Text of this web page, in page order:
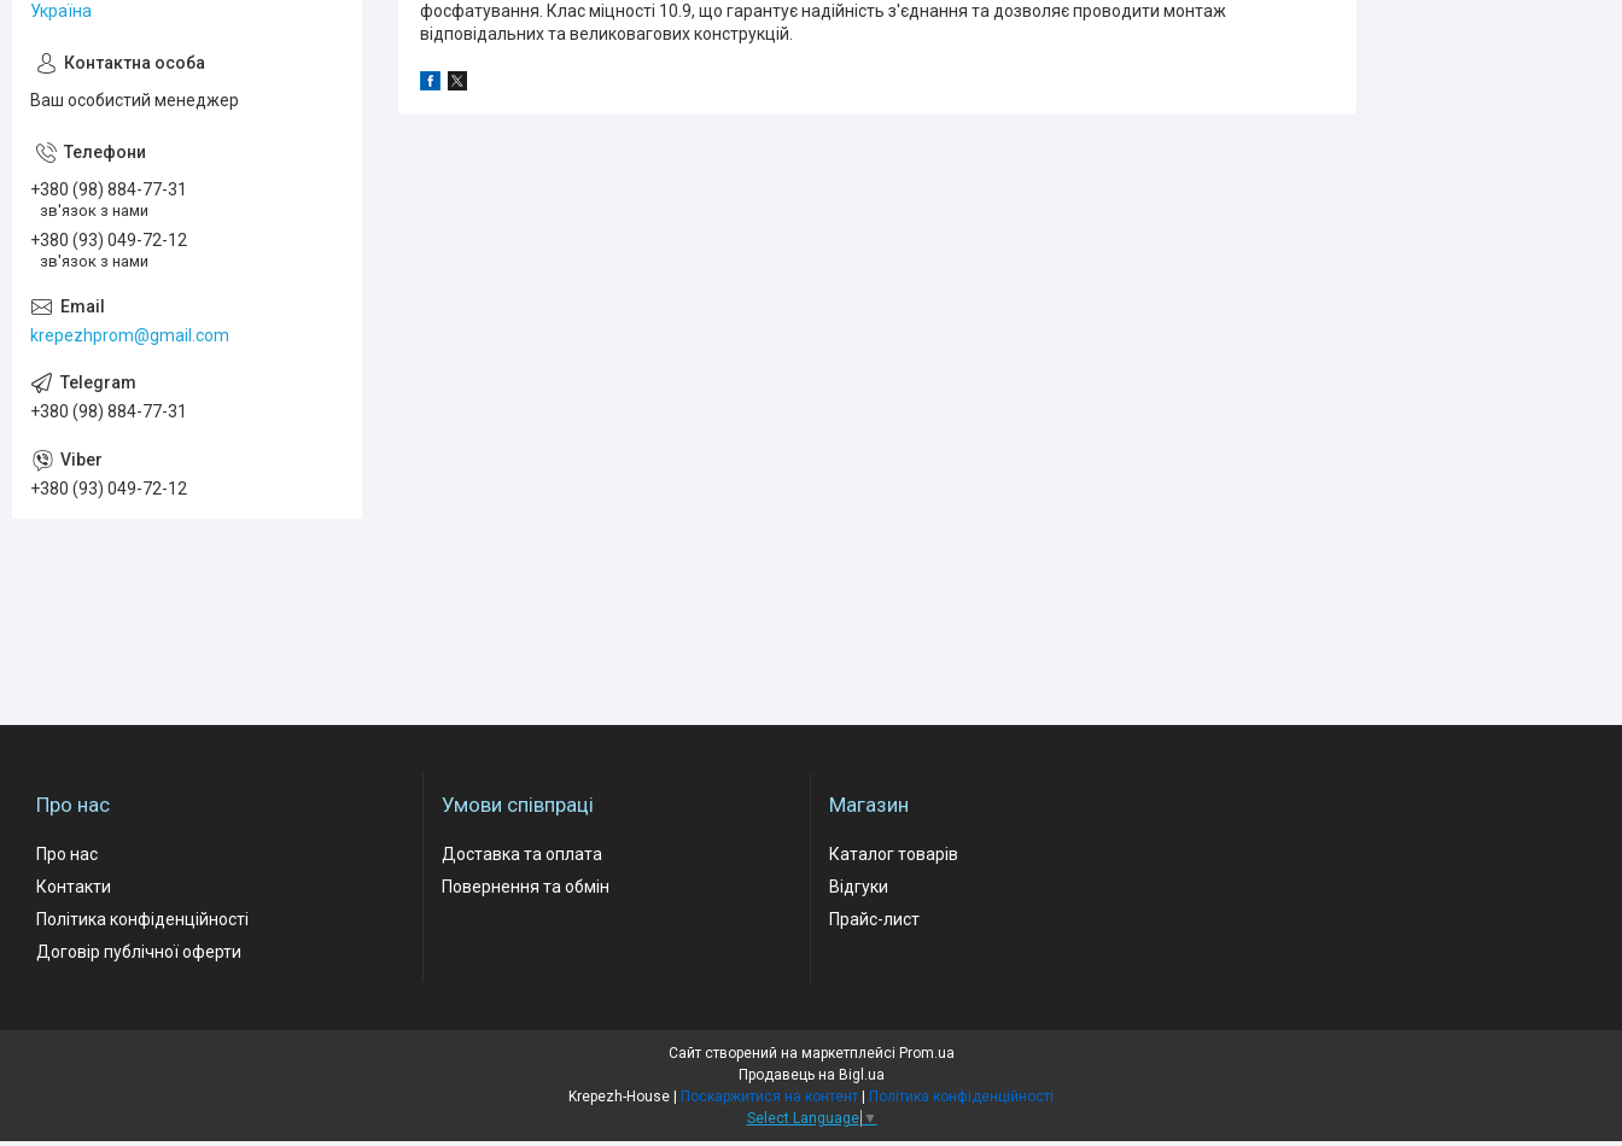
фосфатування. Клас міцності 10.9, що гарантує надійність з'єднання та дозволяє проводити монтаж
відповідальних та великовагових конструкцій.
Україна
Ваш особистий менеджер
+380 (98) 884-77-31
зв'язок з нами
+380 (93) 049-72-12
зв'язок з нами
krepezhprom@gmail.com
+380 (98) 884-77-31
+380 (93) 049-72-12
Про нас
Про нас
Контакти
Політика конфіденційності
Договір публічної оферти
Умови співпраці
Доставка та оплата
Повернення та обмін
Магазин
Каталог товарів
Відгуки
Прайс-лист
Сайт створений на маркетплейсі Prom.ua
Продавець на Bigl.ua
Krepezh-House | Поскаржитися на контент | Політика конфіденційності
Select Language ▼